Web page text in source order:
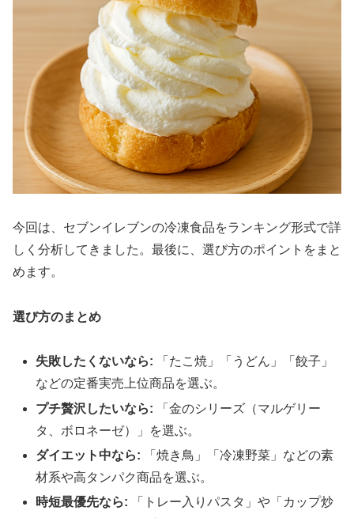
今回は、セブンイレブンの冷凍食品をランキング形式で詳
しく分析してきました。最後に、選び方のポイントをまと
めます。
選び方のまとめ
失敗したくないなら: 「たこ焼」「うどん」「餃子」
などの定番実売上位商品を選ぶ。
プチ贅沢したいなら: 「金のシリーズ（マルゲリー
タ、ボロネーゼ）」を選ぶ。
ダイエット中なら: 「焼き鳥」「冷凍野菜」などの素
材系や高タンパク商品を選ぶ。
時短最優先なら: 「トレー入りパスタ」や「カップ炒